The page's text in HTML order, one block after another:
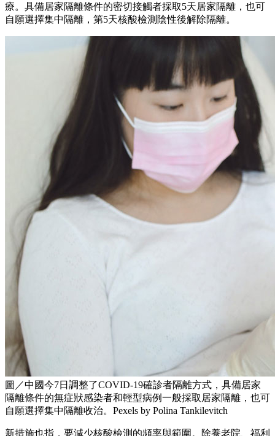
療。具備居家隔離條件的密切接觸者採取5天居家隔離，也可
自願選擇集中隔離，第5天核酸檢測陰性後解除隔離。
圖／中國今7日調整了COVID-19確診者隔離方式，具備居家
隔離條件的無症狀感染者和輕型病例一般採取居家隔離，也可
自願選擇集中隔離收治。Pexels by Polina Tankilevitch
新措施也指，要減少核酸檢測的頻率與範圍。除養老院、福利